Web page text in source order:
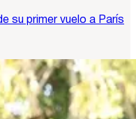
su primer vuelo a París